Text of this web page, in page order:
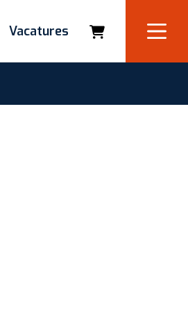
Vacatures